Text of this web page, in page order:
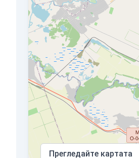
Прегледайте картата